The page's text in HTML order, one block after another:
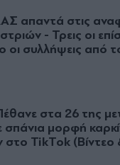
απαντά στις
- Τρεις οι
οι συλλήψεις από
στα 26 της
σπάνια μορφή
TikTok (Βίντεο